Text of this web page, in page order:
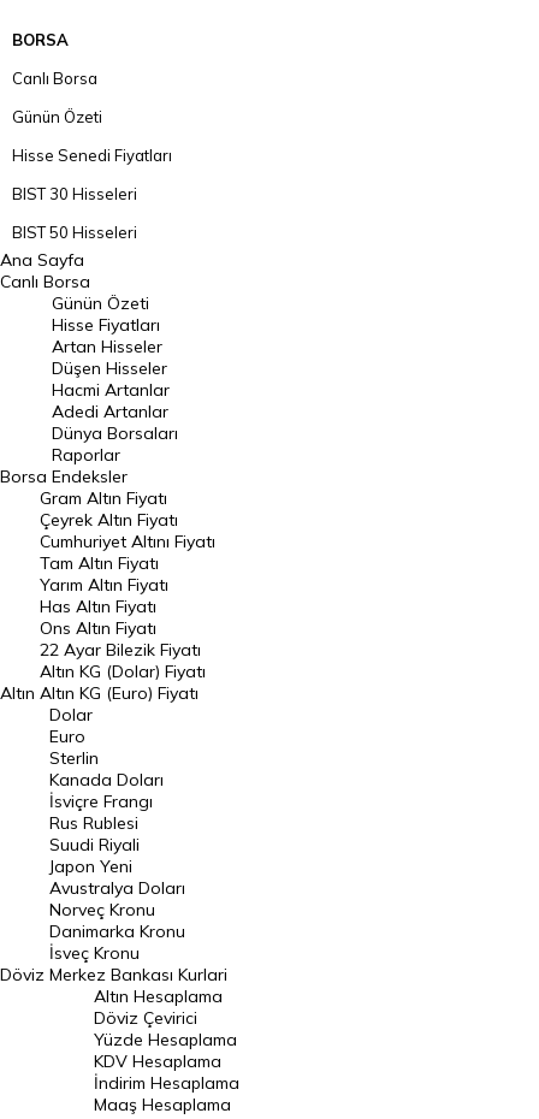
BORSA
Canlı Borsa
Günün Özeti
Hisse Senedi Fiyatları
BIST 30 Hisseleri
BIST 50 Hisseleri
BIST 100 Hisseleri
En Çok Artan Hisseler
En Çok Düşen Hisseler
Hacmi Artanlar
Geçmiş Kapanışlar
Dünya Borsaları
Raporlar
Endeksler
DÖVİZ
Döviz Kuru
Dolar Kuru
Euro Kuru
Pound Kuru
Frank Kuru
Riyal Kuru
Avustralya Doları
Danimarka Kronu Kuru
Kanada Doları Kuru
Norveç Kronu Kuru
İsveç Kronu Kuru
Japon Yeni Kuru
Serbest Piyasa Döviz Kurları
Ana Sayfa
Canlı Borsa
Borsa
Günün Özeti
Hisse Fiyatları
Artan Hisseler
Düşen Hisseler
Hacmi Artanlar
Adedi Artanlar
Dünya Borsaları
Raporlar
Endeksler
Altın
Gram Altın Fiyatı
Çeyrek Altın Fiyatı
Cumhuriyet Altını Fiyatı
Tam Altın Fiyatı
Yarım Altın Fiyatı
Has Altın Fiyatı
Ons Altın Fiyatı
22 Ayar Bilezik Fiyatı
Altın KG (Dolar) Fiyatı
Altın KG (Euro) Fiyatı
Döviz
Dolar
Euro
Sterlin
Kanada Doları
İsviçre Frangı
Rus Rublesi
Suudi Riyali
Japon Yeni
Avustralya Doları
Norveç Kronu
Danimarka Kronu
İsveç Kronu
Merkez Bankası Kurlari
Altın Hesaplama
Döviz Çevirici
Yüzde Hesaplama
KDV Hesaplama
İndirim Hesaplama
Maaş Hesaplama